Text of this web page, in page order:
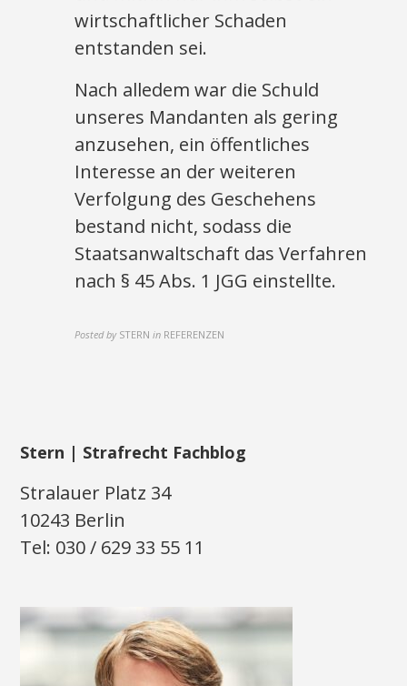
wirtschaftlicher Schaden
entstanden sei.
Nach alledem war die Schuld
unseres Mandanten als gering
anzusehen, ein öffentliches
Interesse an der weiteren
Verfolgung des Geschehens
bestand nicht, sodass die
Staatsanwaltschaft das Verfahren
nach § 45 Abs. 1 JGG einstellte.
Posted by STERN in REFERENZEN
Stern | Strafrecht Fachblog
Stralauer Platz 34
10243 Berlin
Tel: 030 / 629 33 55 11